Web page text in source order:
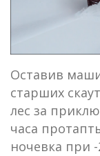
Оставив
старших
лес за
часа
ночевка при -